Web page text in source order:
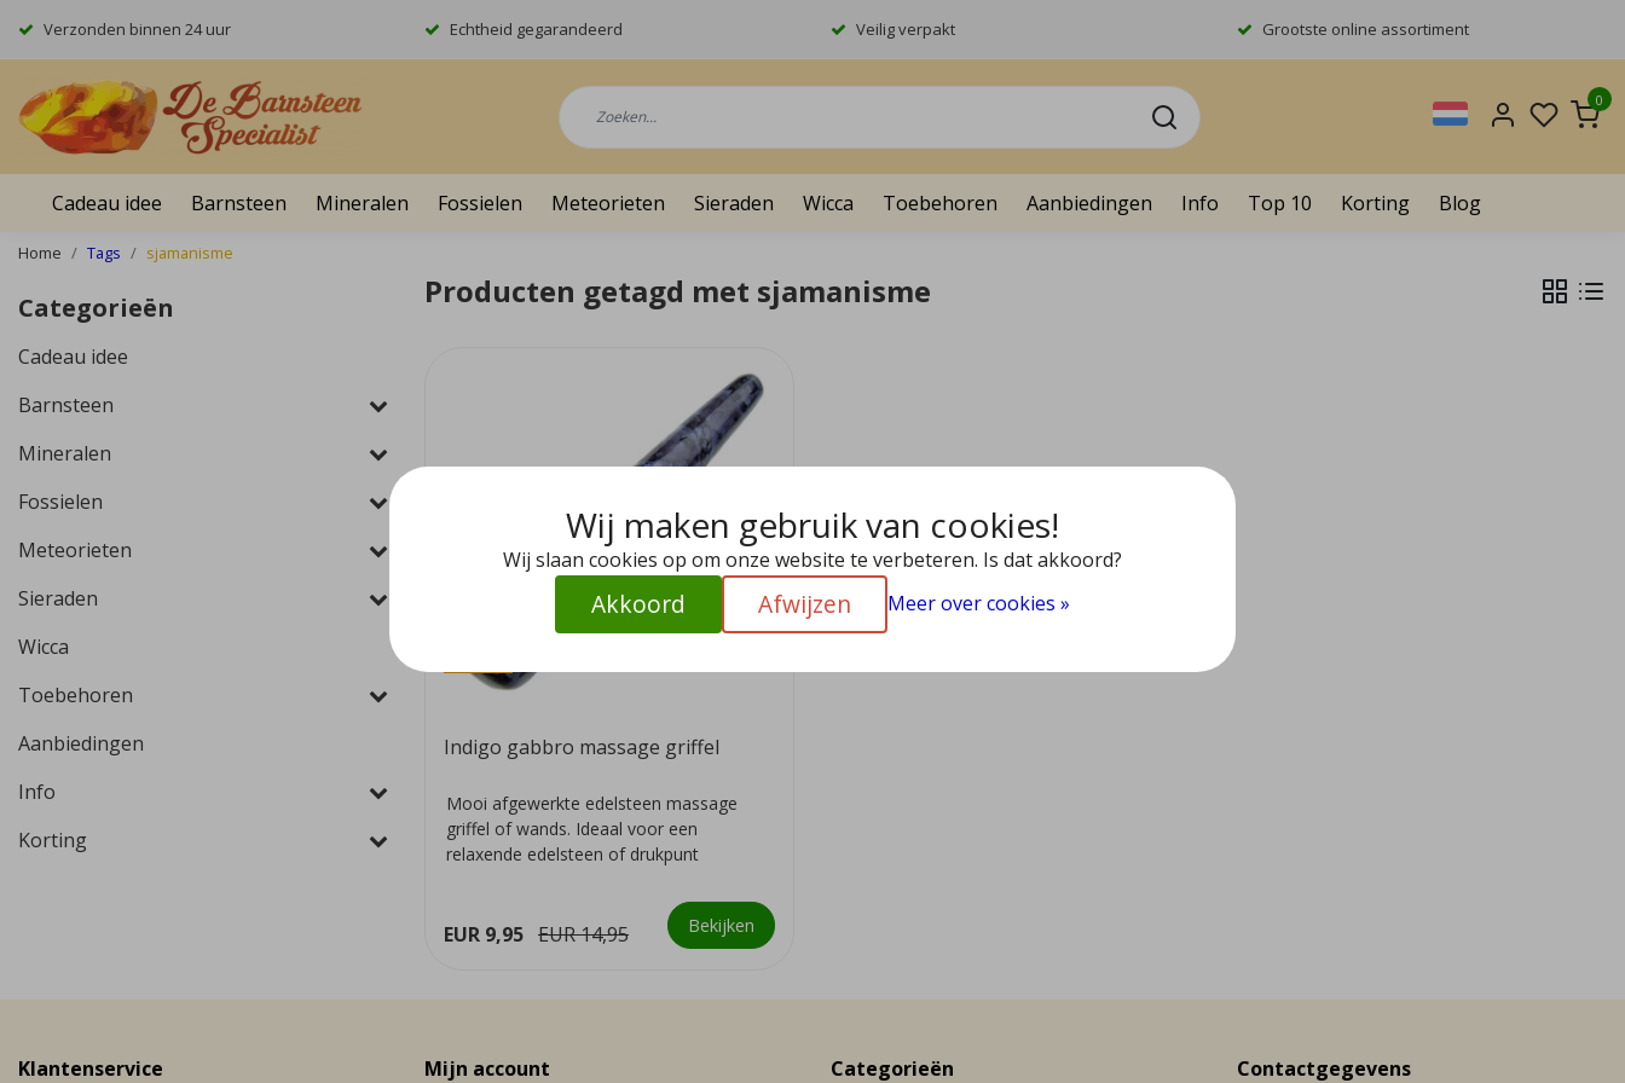
Verzonden binnen 24 uur Echtheid gegarandeerd Veilig verpakt Grootste online assortiment
0
Cadeau idee Barnsteen Mineralen Fossielen Meteorieten Sieraden Wicca Toebehoren Aanbiedingen Info Top 10 Korting Blog
Home Tags sjamanisme
Categorieën
Cadeau idee
Barnsteen
Mineralen
Fossielen
Meteorieten
Sieraden
Wicca
Toebehoren
Aanbiedingen
Info
Korting
Producten getagd met sjamanisme
Indigo gabbro massage griffel
Mooi afgewerkte edelsteen massage
griffel of wands. Ideaal voor een
relaxende edelsteen of drukpunt
EUR 9,95 EUR 14,95 Bekijken
Klantenservice Mijn account Categorieën Contactgegevens
Wij maken gebruik van cookies!
Wij slaan cookies op om onze website te verbeteren. Is dat akkoord?
Akkoord Afwijzen Meer over cookies »